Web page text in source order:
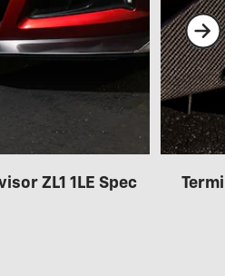
ZL1 1LE Spec